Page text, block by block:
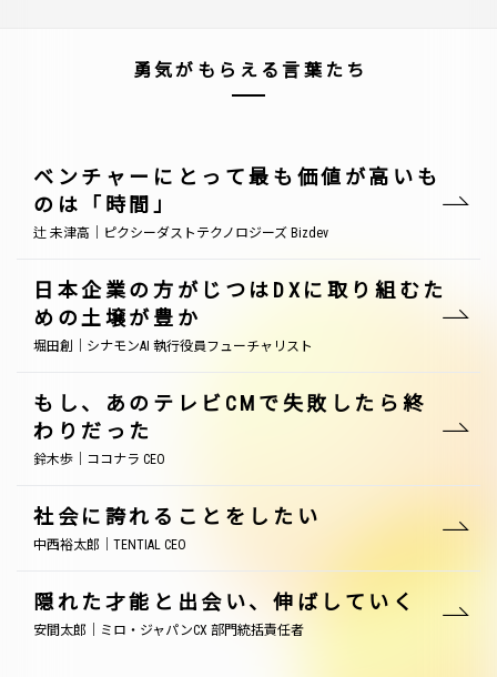
勇気がもらえる言葉たち
ベンチャーにとって最も価値が高いも
のは「時間」
辻 未津高｜ピクシーダストテクノロジーズ Bizdev
日本企業の方がじつはDXに取り組むた
めの土壌が豊か
堀田創｜シナモンAI 執行役員フューチャリスト
もし、あのテレビCMで失敗したら終
わりだった
鈴木歩｜ココナラ CEO
社会に誇れることをしたい
中西裕太郎｜TENTIAL CEO
隠れた才能と出会い、伸ばしていく
安間太郎｜ミロ・ジャパンCX 部門統括責任者